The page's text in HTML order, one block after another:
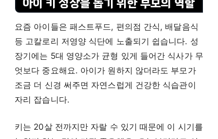
아이 키 성장을 돕기 위한 부모의 역할
요즘 아이들은 패스트푸드, 편의점 간식, 배달음식
등 고칼로리 저영양 식단에 노출되기 쉽습니다. 성
장기에는 5대 영양소가 균형 있게 들어간 식사가 무
엇보다 중요해요. 아이가 원하지 않더라도 부모가
조금 더 신경 써주면 자연스럽게 건강한 식습관이
자리 잡습니다.
키는 20살 전까지만 자랄 수 있기 때문에 이 시기를